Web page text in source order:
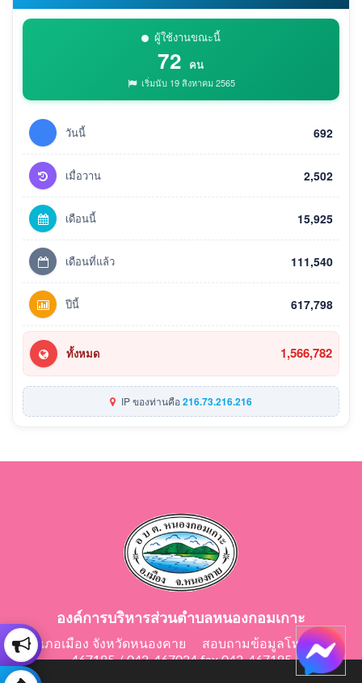
ผู้ใช้งานขณะนี้
72 คน
เริ่มนับ 19 สิงหาคม 2565
วันนี้ 692
เมื่อวาน 2,502
เดือนนี้ 15,925
เดือนที่แล้ว 111,540
ปีนี้ 617,798
ทั้งหมด 1,566,782
IP ของท่านคือ216.73.216.216
องค์การบริหารส่วนตำบลหนองกอมเกาะ
อำเภอเมือง จังหวัดหนองคาย สอบถามข้อมูลโทร 042-
467195 / 042-467024 fax 042-467195